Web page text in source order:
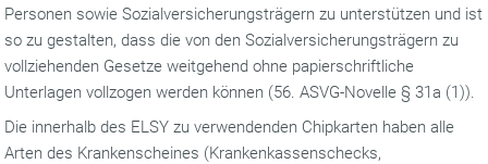
Personen sowie Sozialversicherungsträgern zu unterstützen und ist
so zu gestalten, dass die von den Sozialversicherungsträgern zu
vollziehenden Gesetze weitgehend ohne papierschriftliche
Unterlagen vollzogen werden können (56. ASVG-Novelle § 31a (1)).
Die innerhalb des ELSY zu verwendenden Chipkarten haben alle
Arten des Krankenscheines (Krankenkassenschecks,